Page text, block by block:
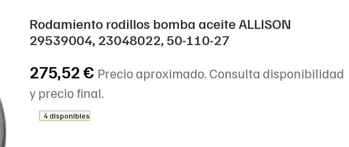
Rodamiento rodillos bomba aceite ALLISON
29539004, 23048022, 50-110-27
275,52€ Precio aproximado. Consulta disponibilidad
y precio final.
4 disponibles